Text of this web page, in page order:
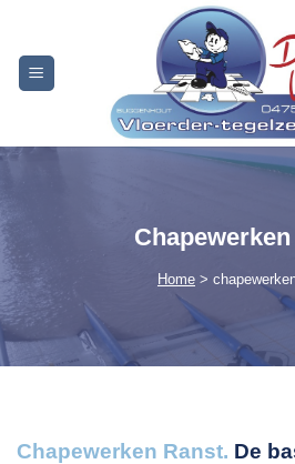
content
Home >
Chapewerken Ranst. De